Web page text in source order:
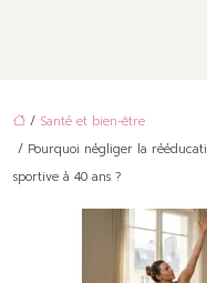
/ Santé et bien-être
/ Pourquoi négliger la
sportive à 40 ans ?